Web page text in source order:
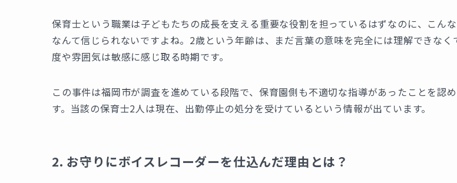
保育士という職業は子どもたちの成長を支える重要な役割を担っているはずなのに、こん
なんて信じられないですよね。2歳という年齢は、まだ言葉の意味を完全には理解できなく
度や雰囲気は敏感に感じ取る時期です。
この事件は福岡市が調査を進めている段階で、保育園側も不適切な指導があったことを認
す。当該の保育士2人は現在、出勤停止の処分を受けているという情報が出ています。
2. お守りにボイスレコーダーを仕込んだ理由とは？